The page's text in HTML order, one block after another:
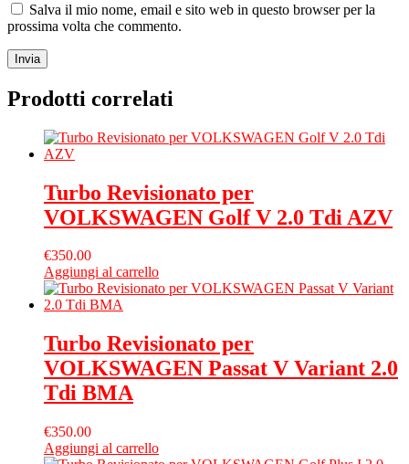
Salva il mio nome, email e sito web in questo browser per la
prossima volta che commento.
Prodotti correlati
Turbo Revisionato per
VOLKSWAGEN Golf V 2.0 Tdi AZV
€350.00
Aggiungi al carrello
Turbo Revisionato per
VOLKSWAGEN Passat V Variant 2.0
Tdi BMA
€350.00
Aggiungi al carrello